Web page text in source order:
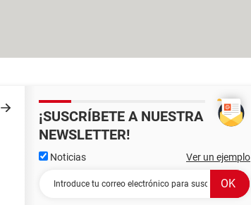
¡SUSCRÍBETE A NUESTRA
NEWSLETTER!
Noticias Ver un ejemplo